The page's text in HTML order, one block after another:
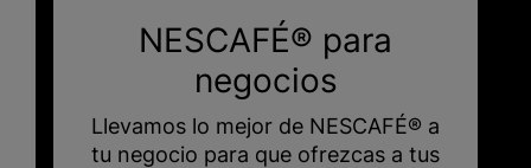
NESCAFÉ® para
negocios
Llevamos lo mejor de NESCAFÉ® a
tu negocio para que ofrezcas a tus